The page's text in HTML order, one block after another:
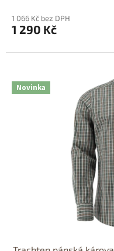
1 066 Kč bez DPH
1 290 Kč
Novinka